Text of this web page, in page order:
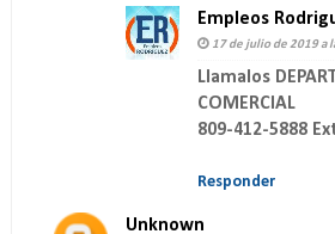
Empleos
17 de julio de 2019 a
Llamalos
COMERCIAL
809-412-5888
Responder
Unknown